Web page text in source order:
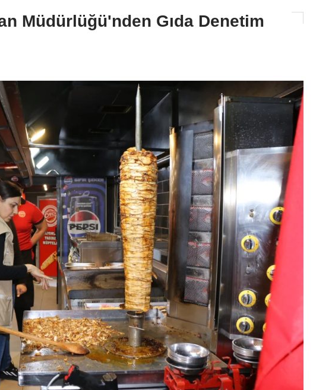
Müdürlüğü'nden Gıda Denetim